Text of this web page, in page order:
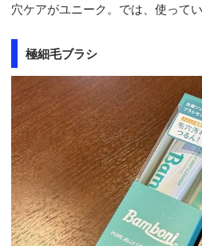
穴ケアがユニーク。では、使ってい
極細毛ブラシ